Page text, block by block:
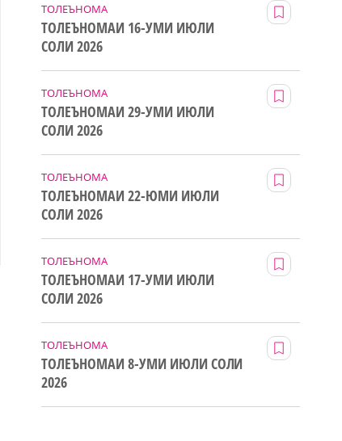
ТОЛЕЪНОМА
ТОЛЕЪНОМАИ 16-УМИ ИЮЛИ
СОЛИ 2026
ТОЛЕЪНОМА
ТОЛЕЪНОМАИ 29-УМИ ИЮЛИ
СОЛИ 2026
ТОЛЕЪНОМА
ТОЛЕЪНОМАИ 22-ЮМИ ИЮЛИ
СОЛИ 2026
ТОЛЕЪНОМА
ТОЛЕЪНОМАИ 17-УМИ ИЮЛИ
СОЛИ 2026
ТОЛЕЪНОМА
ТОЛЕЪНОМАИ 8-УМИ ИЮЛИ СОЛИ
2026